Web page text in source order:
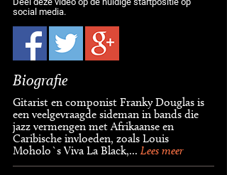
social media.
Biografie
Gitarist en componist Franky Douglas is
een veelgevraagde sideman in bands die
jazz vermengen met Afrikaanse en
Caribische invloeden, zoals Louis
Moholo`s Viva La Black,... Lees meer